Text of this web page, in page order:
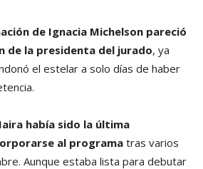
de Ignacia Michelson pareció
de la presidenta del jurado, ya
el estelar a solo días de haber
había sido la última
al programa tras varios
Aunque estaba lista para debutar